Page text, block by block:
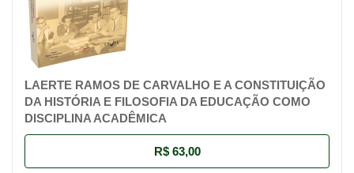
LAERTE RAMOS DE CARVALHO E A CONSTITUIÇÃO
DA HISTÓRIA E FILOSOFIA DA EDUCAÇÃO COMO
DISCIPLINA ACADÊMICA
R$ 63,00